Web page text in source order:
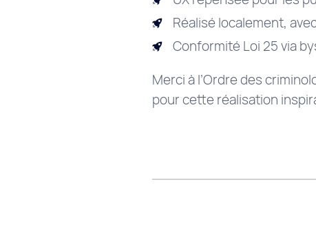
Réalisé localement,
Conformité Loi 25 via
Merci à l’Ordre des
pour cette réalisation